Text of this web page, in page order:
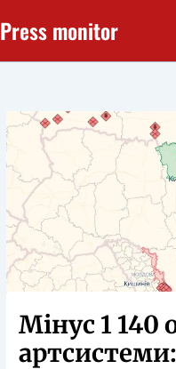
до
Press monitor
Мінус 1 140